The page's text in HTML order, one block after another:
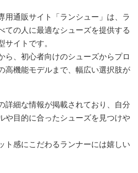
用通販サイト「ランシュー」は、ラ
ての人に最適なシューズを提供する
サイトです。
ら、初心者向けのシューズからプロ
高機能モデルまで、幅広い選択肢が
詳細な情報が掲載されており、自分
や目的に合ったシューズを見つけや
ト感にこだわるランナーには嬉しい